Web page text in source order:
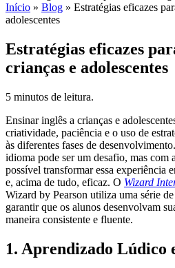
Início » Blog » Estratégias eficazes
adolescentes
Estratégias eficazes
crianças e adolescentes
5 minutos de leitura.
Ensinar inglês a crianças e
criatividade, paciência e o uso de
às diferentes fases de
idioma pode ser um desafio, mas com
possível transformar essa experiência
e, acima de tudo, eficaz. O Wizard
Wizard by Pearson utiliza uma série
garantir que os alunos desenvolvam
maneira consistente e fluente.
1. Aprendizado Lúdico